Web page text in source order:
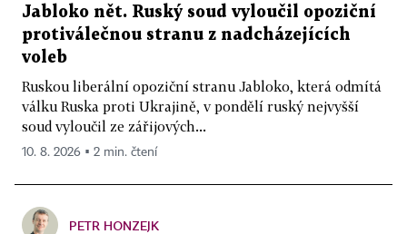
Jabloko nět. Ruský soud vyloučil opoziční
protiválečnou stranu z nadcházejících
voleb
Ruskou liberální opoziční stranu Jabloko, která odmítá
válku Ruska proti Ukrajině, v pondělí ruský nejvyšší
soud vyloučil ze zářijových...
10. 8. 2026 ▪ 2 min. čtení
PETR HONZEJK